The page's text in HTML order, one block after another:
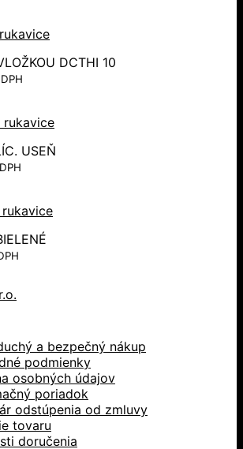
DCTHI 10
rukavice
USEŇ
a bezpečný nákup
podmienky
osobných údajov
poriadok
odstúpenia od zmluvy
tovaru
doručenia